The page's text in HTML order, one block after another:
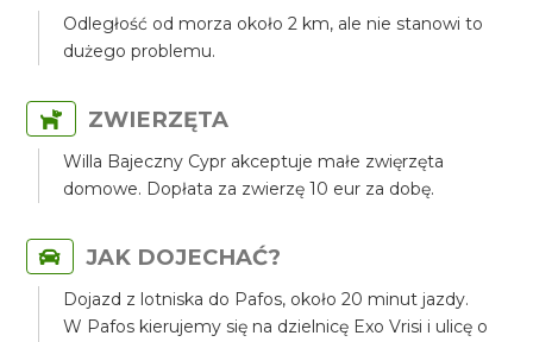
Odległość od morza około 2 km, ale nie stanowi to
dużego problemu.
ZWIERZĘTA
Willa Bajeczny Cypr akceptuje małe zwięrzęta
domowe. Dopłata za zwierzę 10 eur za dobę.
JAK DOJECHAĆ?
Dojazd z lotniska do Pafos, około 20 minut jazdy.
W Pafos kierujemy się na dzielnicę Exo Vrisi i ulicę o